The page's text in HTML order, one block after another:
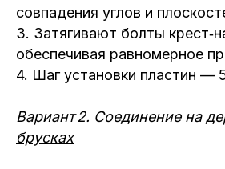
совпадения углов и
3. Затягивают болты
обеспечивая равномерное
4. Шаг установки пластин —
Вариант 2. Соединение на
брусках